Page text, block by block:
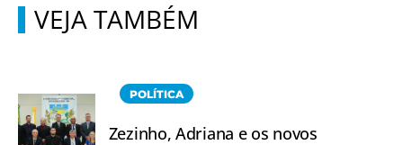
VEJA TAMBÉM
POLÍTICA
Zezinho, Adriana e os novos